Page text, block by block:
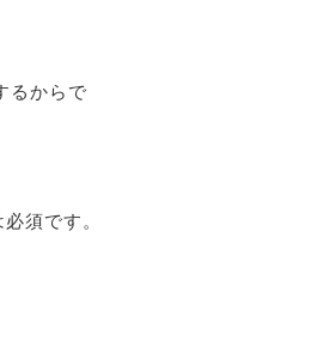
るからで
須です。